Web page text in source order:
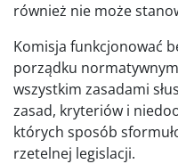
również nie może
Komisja funkcjonować
porządku
wszystkim zasadami
zasad, kryteriów i
których sposób
rzetelnej legislacji.